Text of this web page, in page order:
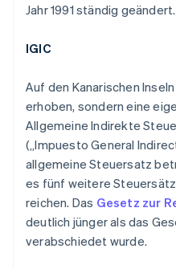
Jahr 1991 ständig geändert.
IGIC
Auf den Kanarischen
erhoben, sondern eine
Allgemeine Indirekte
(„Impuesto General
allgemeine Steuersatz
es fünf weitere
reichen. Das Gesetz zur
deutlich jünger als das
verabschiedet wurde.